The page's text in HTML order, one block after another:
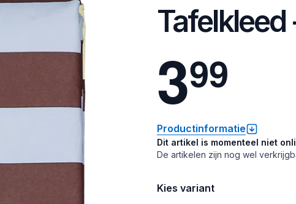
399
Productinformatie
Dit artikel is momenteel niet
De artikelen zijn nog wel
Kies variant